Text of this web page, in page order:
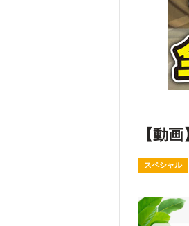
【動
スペシャル